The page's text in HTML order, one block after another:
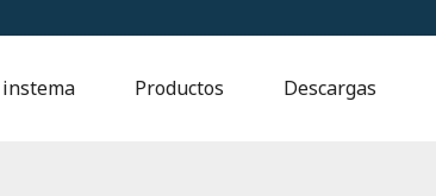
Productos Descargas